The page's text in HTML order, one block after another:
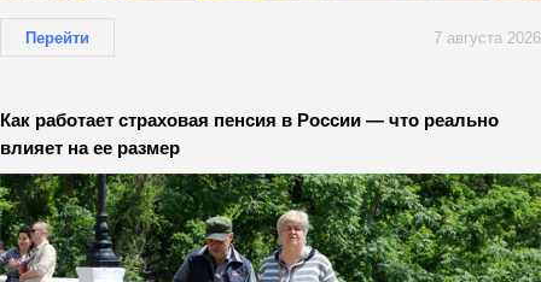
Перейти 7 августа 2026
Как работает страховая пенсия в России — что реально
влияет на ее размер